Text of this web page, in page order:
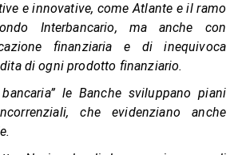
e innovative, come Atlante e il ramo
Interbancario, ma anche con
finanziaria e di inequivoca
di ogni prodotto finanziario.
le Banche sviluppano piani
che evidenziano anche